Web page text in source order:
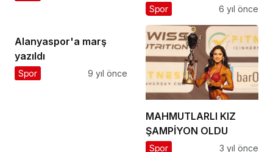
Spor 6 yıl önce
Alanyaspor'a marş
yazıldı
Spor 9 yıl önce
MAHMUTLARLI KIZ
ŞAMPİYON OLDU
Spor 3 yıl önce